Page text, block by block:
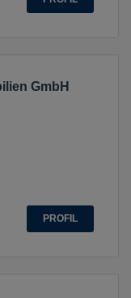
GmbH
PROFIL